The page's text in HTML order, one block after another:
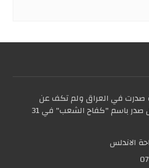
صدرت في العراق ولم تكف عن
الصدور. عددها الأول صدر باسم "كفاح الشعب" في 31
الاندلس